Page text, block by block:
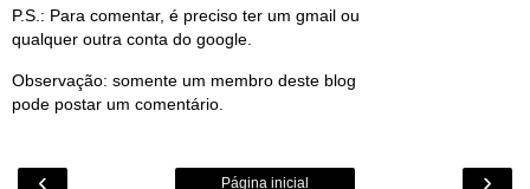
P.S.: Para comentar, é preciso ter um gmail ou
qualquer outra conta do google.
Observação: somente um membro deste blog
pode postar um comentário.
‹ ›
Página inicial